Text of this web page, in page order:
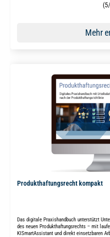
Durchschnittliche Bewertung von
Mehr
Produkthaftungsrecht kompakt
Das digitale Praxishandbuch unterstützt
des neuen Produkthaftungsrechts – mit
KISmartAssistant und direkt einsetzbaren